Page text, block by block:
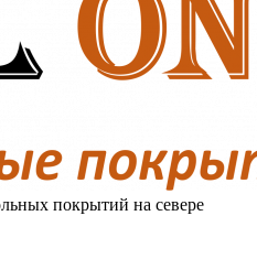
покрытий на севере